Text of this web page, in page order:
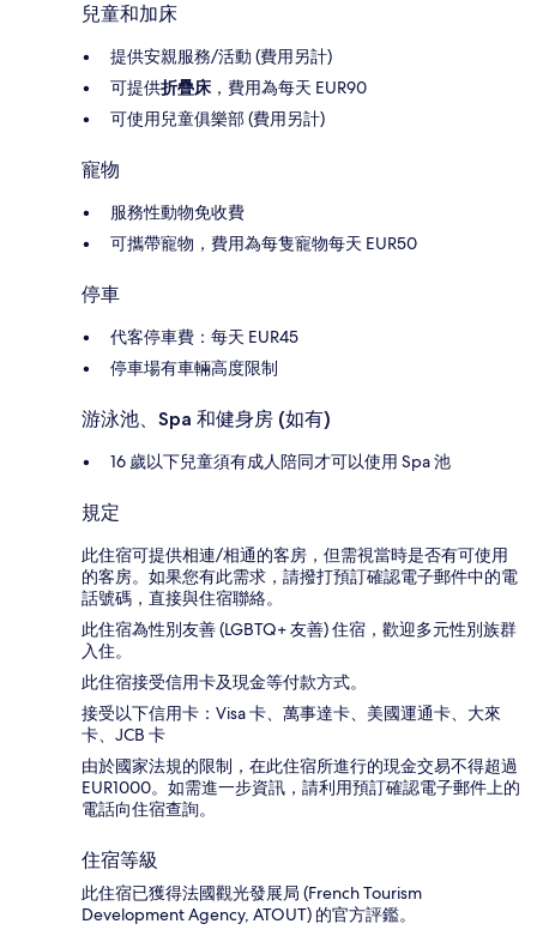
兒童和加床
提供安親服務/活動 (費用另計)
可提供折疊床 ，費用為每天 EUR90
可使用兒童俱樂部 (費用另計)
寵物
服務性動物免收費
可攜帶寵物，費用為每隻寵物每天 EUR50
停車
代客停車費：每天 EUR45
停車場有車輛高度限制
游泳池、Spa 和健身房 (如有)
16 歲以下兒童須有成人陪同才可以使用 Spa 池
規定
此住宿可提供相連/相通的客房，但需視當時是否有可使用
的客房。如果您有此需求，請撥打預訂確認電子郵件中的電
話號碼，直接與住宿聯絡。
此住宿為性別友善 (LGBTQ+ 友善) 住宿，歡迎多元性別族群
入住。
此住宿接受信用卡及現金等付款方式。
接受以下信用卡：Visa 卡、萬事達卡、美國運通卡、大來
卡、JCB 卡
由於國家法規的限制，在此住宿所進行的現金交易不得超過
EUR1000。如需進一步資訊，請利用預訂確認電子郵件上的
電話向住宿查詢。
住宿等級
此住宿已獲得法國觀光發展局 (French Tourism
Development Agency, ATOUT) 的官方評鑑。